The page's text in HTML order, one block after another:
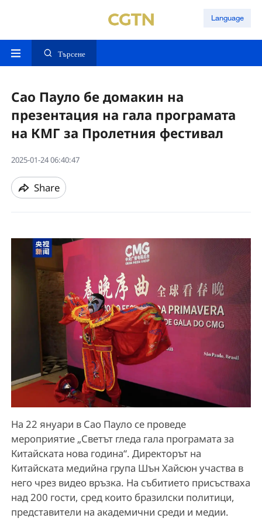
Language
Търсене
Сао Пауло бе домакин на
презентация на гала програмата
на КМГ за Пролетния фестивал
2025-01-24 06:40:47
Share
На 22 януари в Сао Пауло се проведе
мероприятие „Светът гледа гала програмата за
Китайската нова година“. Директорът на
Китайската медийна група Шън Хайсюн участва в
него чрез видео връзка. На събитието присъстваха
над 200 гости, сред които бразилски политици,
представители на академични среди и медии.